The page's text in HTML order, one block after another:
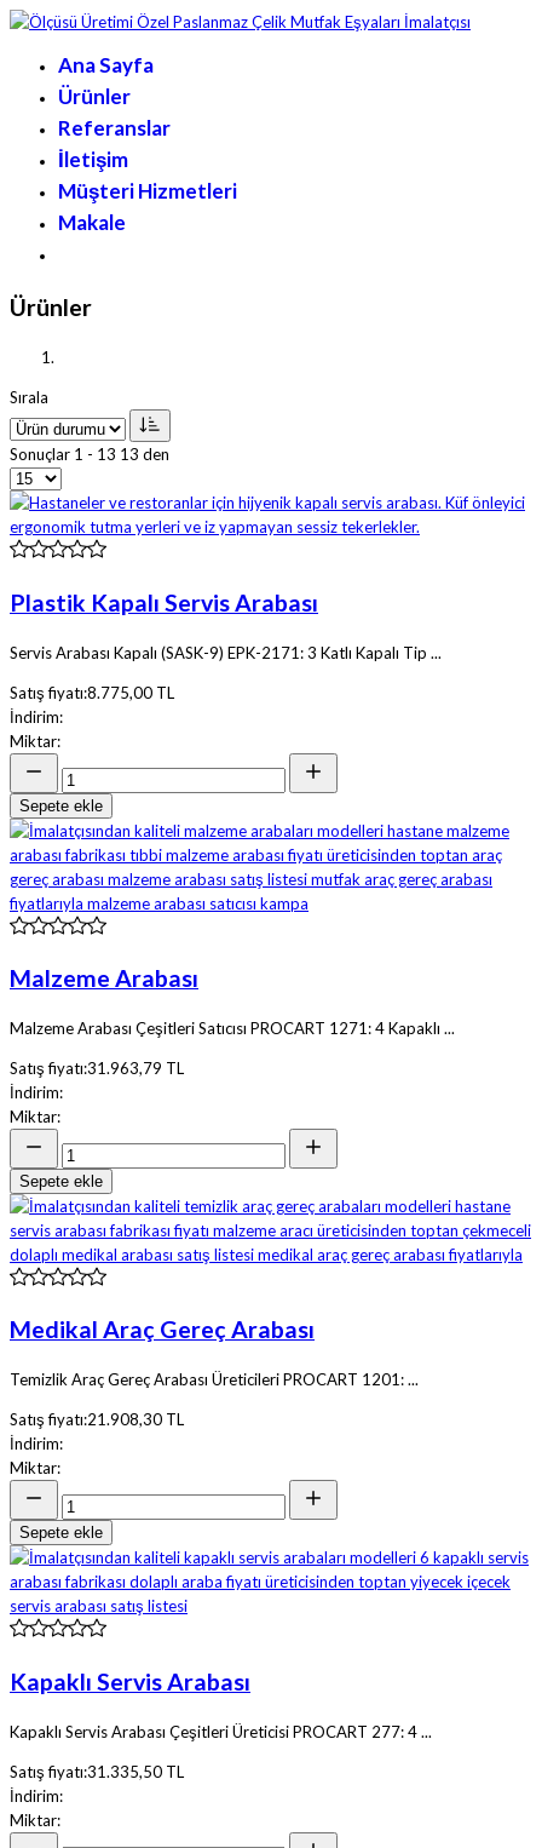
Ana Sayfa
Ürünler
Referanslar
İletişim
Müşteri Hizmetleri
Makale
Ürünler
Sırala
Sonuçlar 1 - 13 13 den
Plastik Kapalı Servis Arabası
Servis Arabası Kapalı (SASK-9) EPK-2171: 3 Katlı Kapalı Tip ...
Satış fiyatı:8.775,00 TL
İndirim:
Miktar:
Sepete ekle
Malzeme Arabası
Malzeme Arabası Çeşitleri Satıcısı PROCART 1271: 4 Kapaklı ...
Satış fiyatı:31.963,79 TL
İndirim:
Miktar:
Sepete ekle
Medikal Araç Gereç Arabası
Temizlik Araç Gereç Arabası Üreticileri PROCART 1201: ...
Satış fiyatı:21.908,30 TL
İndirim:
Miktar:
Sepete ekle
Kapaklı Servis Arabası
Kapaklı Servis Arabası Çeşitleri Üreticisi PROCART 277: 4 ...
Satış fiyatı:31.335,50 TL
İndirim:
Miktar: